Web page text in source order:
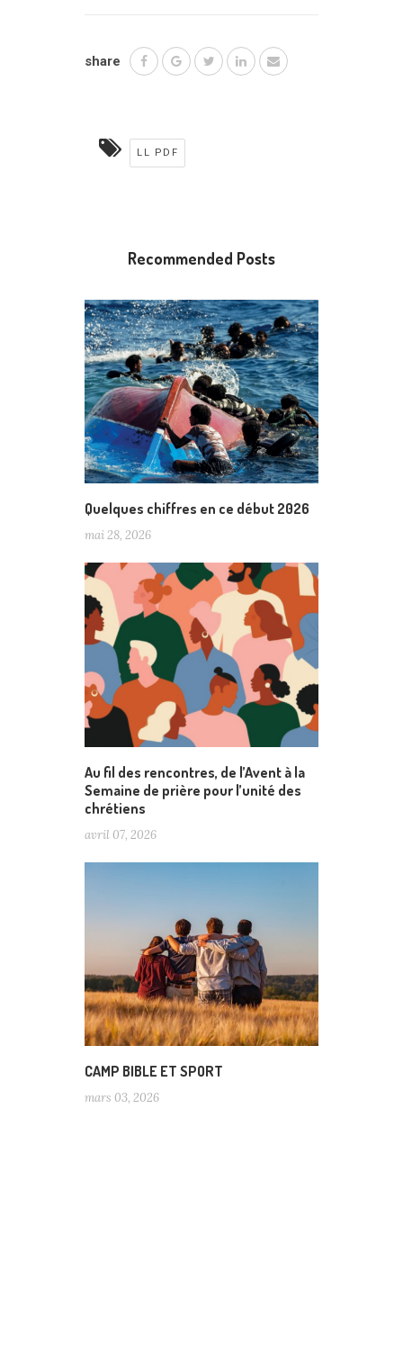
share
LL PDF
Recommended Posts
Quelques chiffres en ce début 2026
mai 28, 2026
Au fil des rencontres, de l’Avent à la
Semaine de prière pour l’unité des
chrétiens
avril 07, 2026
CAMP BIBLE ET SPORT
mars 03, 2026